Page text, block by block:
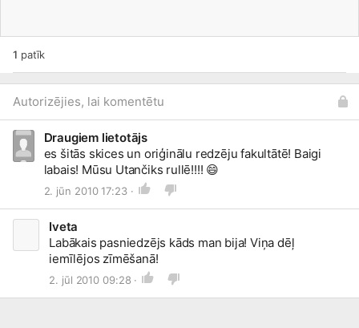
1 patīk
Autorizējies, lai komentētu
Draugiem lietotājs
es šitās skices un oriģinālu redzēju fakultātē! Baigi
labais! Mūsu Utančiks rullē!!!! 😄
2. jūn 2010 17:23 ·
Iveta
Labākais pasniedzējs kāds man bija! Viņa dēļ
iemīlējos zīmēšanā!
2. jūl 2010 09:28 ·